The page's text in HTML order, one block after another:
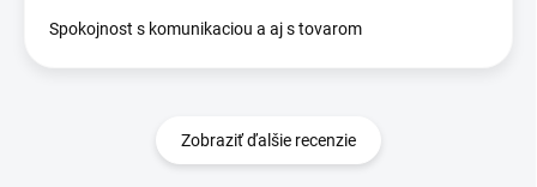
Spokojnost s komunikaciou a aj s tovarom
Zobraziť ďalšie recenzie